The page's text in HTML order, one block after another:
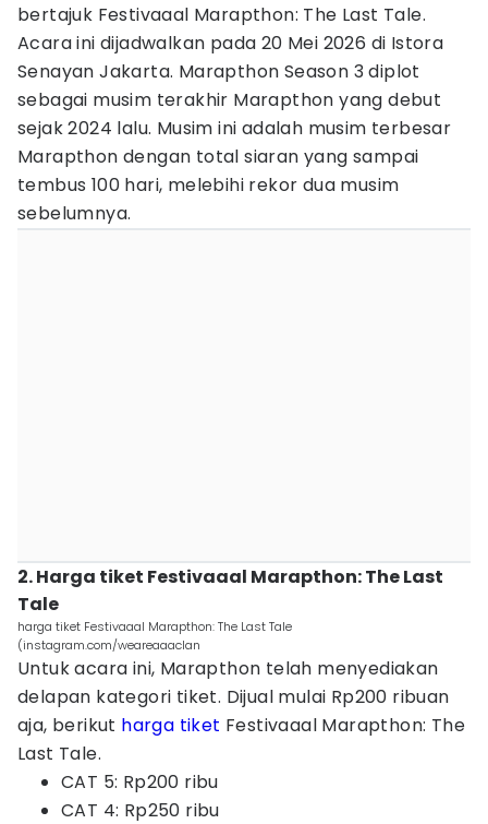
bertajuk Festivaaal Marapthon: The Last Tale.
Acara ini dijadwalkan pada 20 Mei 2026 di Istora
Senayan Jakarta. Marapthon Season 3 diplot
sebagai musim terakhir Marapthon yang debut
sejak 2024 lalu. Musim ini adalah musim terbesar
Marapthon dengan total siaran yang sampai
tembus 100 hari, melebihi rekor dua musim
sebelumnya.
2. Harga tiket Festivaaal Marapthon: The Last
Tale
harga tiket Festivaaal Marapthon: The Last Tale
(instagram.com/weareaaaclan
Untuk acara ini, Marapthon telah menyediakan
delapan kategori tiket. Dijual mulai Rp200 ribuan
aja, berikut harga tiket Festivaaal Marapthon: The
Last Tale.
CAT 5: Rp200 ribu
CAT 4: Rp250 ribu